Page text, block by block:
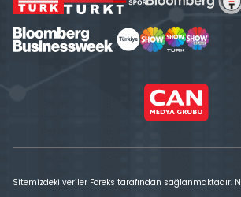
Sitemizdeki veriler Foreks tarafından sağlanmaktadır.